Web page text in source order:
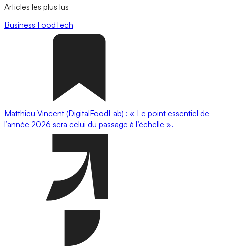
Articles les plus lus
Business FoodTech
Matthieu Vincent (DigitalFoodLab) : « Le point essentiel de
l’année 2026 sera celui du passage à l’échelle ».